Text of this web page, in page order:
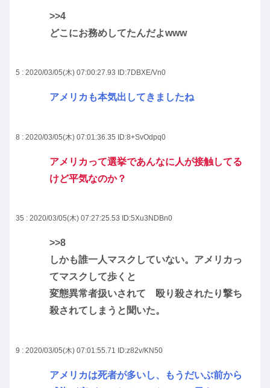
>>4
どこにお務めしてたんだよwww
5 : 2020/03/05(木) 07:00:27.93 ID:7DBXE/Vn0
アメリカも本気出してきましたね
8 : 2020/03/05(木) 07:01:36.35 ID:8+SvOdpq0
アメリカって選挙であんなに人が接触してる
けど平気なのか？
35 : 2020/03/05(木) 07:27:25.53 ID:5Xu3NDBn0
>>8
しかも誰一人マスクしていない。アメリカっ
てマスクして歩くと
変態異常者扱いされて 殴り殺されたり撃ち
殺されてしまうと聞いた。
9 : 2020/03/05(木) 07:01:55.71 ID:z82v/KN50
アメリカは死者が多いし、もうだいぶ前から